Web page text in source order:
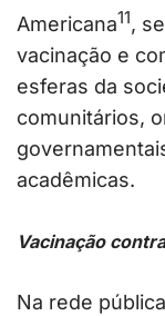
Americana11,
vacinação e
esferas da
comunitários,
acadêmicas.
Vacinação
Na rede